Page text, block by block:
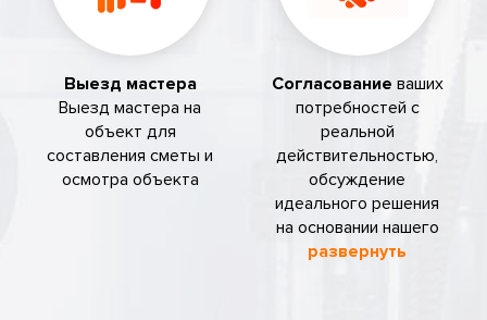
Выезд мастера
Выезд мастера на
объект для
составления сметы и
осмотра объекта
Согласование ваших
потребностей с
реальной
действительностью,
обсуждение
идеального решения
на основании нашего
развернуть